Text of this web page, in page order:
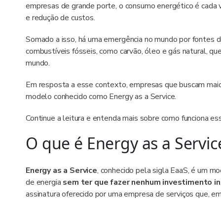
empresas de grande porte, o consumo energético é
e redução de custos.
Somado a isso, há uma emergência no mundo por
combustíveis fósseis, como carvão, óleo e gás natural,
mundo.
Em resposta a esse contexto, empresas que buscam
modelo conhecido como Energy as a Service.
Continue a leitura e entenda mais sobre como funciona
O que é Energy as a
Energy as a Service, conhecido pela sigla EaaS, é um
de energia sem ter que fazer nenhum investimento
assinatura oferecido por uma empresa de serviços que,